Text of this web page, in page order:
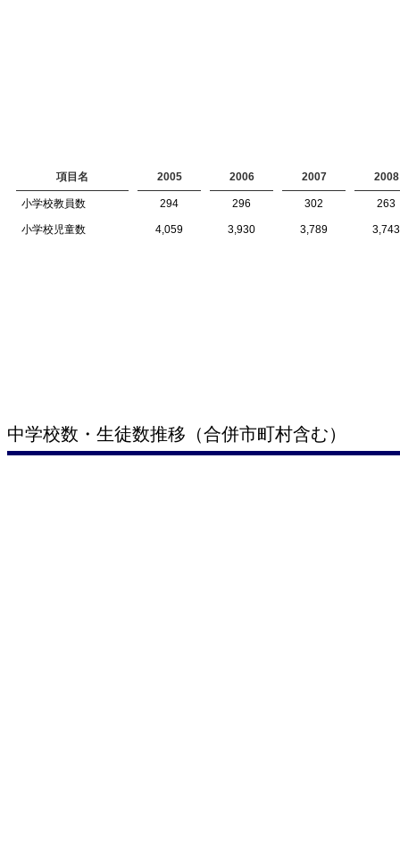
項目名 2005 2006 2007 2008
小学校教員数 294 296 302 263
小学校児童数 4,059 3,930 3,789 3,743
中学校数・生徒数推移（合併市町村含む）